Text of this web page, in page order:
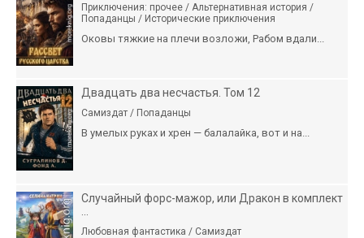
Приключения: прочее / Альтернативная история /
Попаданцы / Исторические приключения
Оковы тяжкие на плечи возложи, Рабом вдали...
Двадцать два несчастья. Том 12
Самиздат / Попаданцы
В умелых руках и хрен — балалайка, вот и на...
Случайный форс-мажор, или Дракон в комплект
Любовная фантастика / Самиздат